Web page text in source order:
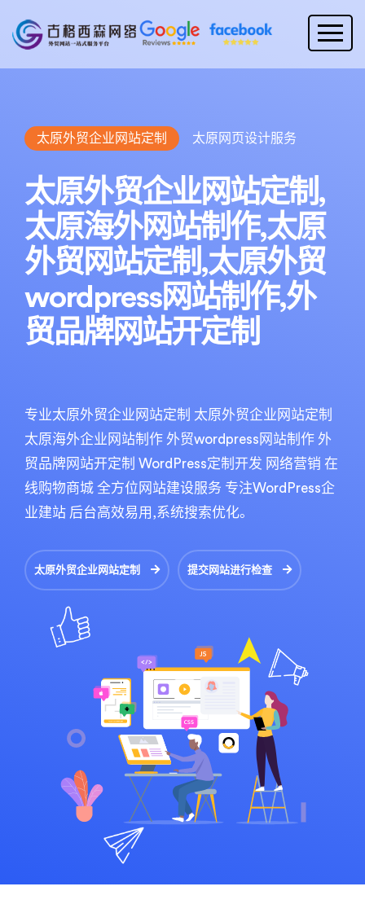
太原外贸企业网站定制 太原网页设计服务
太原外贸企业网站定制,
太原海外网站制作,太原
外贸网站定制,太原外贸
wordpress网站制作,外
贸品牌网站开定制
专业太原外贸企业网站定制 太原外贸企业网站定制
太原海外企业网站制作 外贸wordpress网站制作 外
贸品牌网站开定制 WordPress定制开发 网络营销 在
线购物商城 全方位网站建设服务 专注WordPress企
业建站 后台高效易用,系统搜索优化。
太原外贸企业网站定制 提交网站进行检查